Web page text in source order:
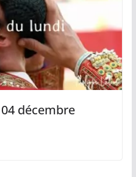
décembre